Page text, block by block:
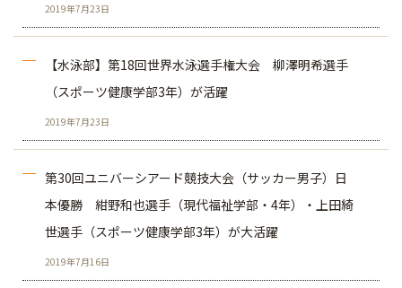
2019年7月23日
【水泳部】第18回世界水泳選手権大会 柳澤明希選手
（スポーツ健康学部3年）が活躍
2019年7月23日
第30回ユニバーシアード競技大会（サッカー男子）日
本優勝 紺野和也選手（現代福祉学部・4年）・上田綺
世選手（スポーツ健康学部3年）が大活躍
2019年7月16日